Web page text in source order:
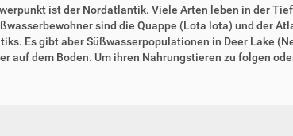
ist der Nordatlantik. Viele Arten leben in der
sind die Quappe (Lota lota) und der
Es gibt aber Süßwasserpopulationen in Deer Lake
auf dem Boden. Um ihren Nahrungstieren zu folgen